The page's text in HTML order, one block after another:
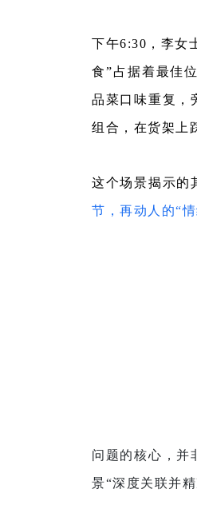
下午6:30，李女
食”占据着最佳
品菜口味重复，
组合，在货架上
这个场景揭示的
节，再动人的“
问题的核心，
景“深度关联并精